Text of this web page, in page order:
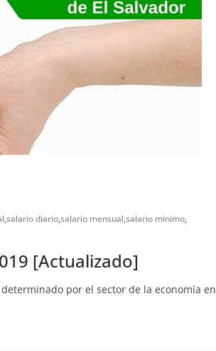
,salario diario,salario mensual,salario minimo,
[Actualizado]
por el sector de la economía en